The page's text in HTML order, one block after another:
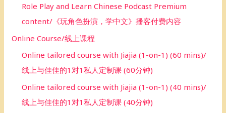
Role Play and Learn Chinese Podcast Premium
content/《玩角色扮演，学中文》播客付费内容
Online Course/线上课程
Online tailored course with Jiajia (1-on-1) (60 mins)/
线上与佳佳的1对1私人定制课 (60分钟)
Online tailored course with Jiajia (1-on-1) (40 mins)/
线上与佳佳的1对1私人定制课 (40分钟)